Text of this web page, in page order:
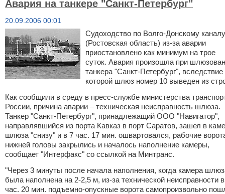
Авария на танкере "Санкт-Петербург"
20.09.2006 00:01
Судоходство по Волго-Донскому каналу
(Ростовская область) из-за аварии
приостановлено как минимум на трое
суток. Авария произошла при
танкера "Санкт-Петербург", вследствие
которой шлюз номер 10 выведен из
Как сообщили в среду в пресс-службе министерства
России, причина аварии – техническая неисправность шлюза.
Танкер "Санкт-Петербург", принадлежащий ООО "Навигатор",
направлявшийся из порта Кавказ в порт Саратов, зашел в
шлюза "снизу" и в 7 час. 17 мин. ошвартовался, рабочие
нижней головы закрылись и началось наполнение камеры,
сообщает "Интерфакс" со ссылкой на Минтранс.
"Через 3 минуты после начала наполнения, когда камера
была наполнена на 2-2,5 м, из-за технической неисправности
час. 20 мин. подъемно-опускные ворота самопроизвольно